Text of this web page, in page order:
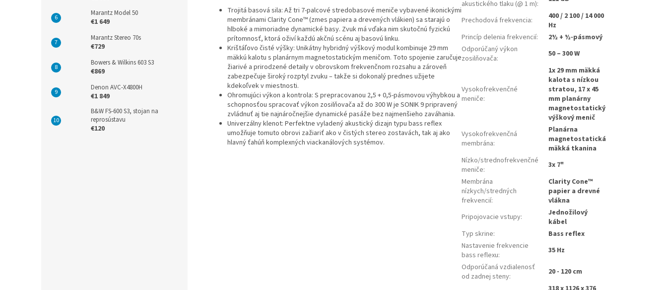
Marantz Model 50
€1 649
Marantz Stereo 70s
€729
Bowers & Wilkins 603 S3
€869
Denon AVC-X4800H
€1 849
B&W FS-600 S3, stojan na
reprosústavu
€120
Trojitá basová sila: Až tri 7-palcové stredobasové meniče vybavené ikonickými
membránami Clarity Cone™ (zmes papiera a drevených vlákien) sa starajú o
hlboké a mimoriadne dynamické basy. Zvuk má vďaka nim skutočnú fyzickú
prítomnosť, ktorá oživí každú akčnú scénu aj basovú linku.
Krištáľovo čisté výšky: Unikátny hybridný výškový modul kombinuje 29 mm
mäkkú kalotu s planárnym magnetostatickým meničom. Toto spojenie zaručuje
žiarivé a prirodzené detaily v obrovskom frekvenčnom rozsahu a zároveň
zabezpečuje široký rozptyl zvuku – takže si dokonalý prednes užijete
kdekoľvek v miestnosti.
Ohromujúci výkon a kontrola: S prepracovanou 2,5 + 0,5-pásmovou výhybkou a
schopnosťou spracovať výkon zosilňovača až do 300 W je SONIK 9 pripravený
zvládnuť aj tie najnáročnejšie dynamické pasáže bez najmenšieho zaváhania.
Univerzálny klenot: Perfektne vyladený akustický dizajn typu bass reflex
umožňuje tomuto obrovi zažiariť ako v čistých stereo zostavách, tak aj ako
hlavný ťahúň komplexných viackanálových systémov.
akustického tlaku (@ 1 m):
Prechodová frekvencia:
400 / 2 100 / 14 000
Hz
Princíp delenia frekvencií:
2½ + ½-pásmový
Odporúčaný výkon
zosilňovača: 50 – 300 W
Vysokofrekvenčné
meniče:
1x 29 mm mäkká
kalota s nízkou
stratou, 17 x 45
mm planárny
magnetostatický
výškový menič
Vysokofrekvenčná
membrána:
Planárna
magnetostatická
mäkká tkanina
Nízko/strednofrekvenčné
meniče:
3x 7"
Membrána
nízkych/stredných
frekvencií:
Clarity Cone™
papier a drevné
vlákna
Pripojovacie vstupy:
Jednožilový
kábel
Typ skrine:
Bass reflex
Nastavenie frekvencie
bass reflexu:
35 Hz
Odporúčaná vzdialenosť
od zadnej steny: 20 - 120 cm